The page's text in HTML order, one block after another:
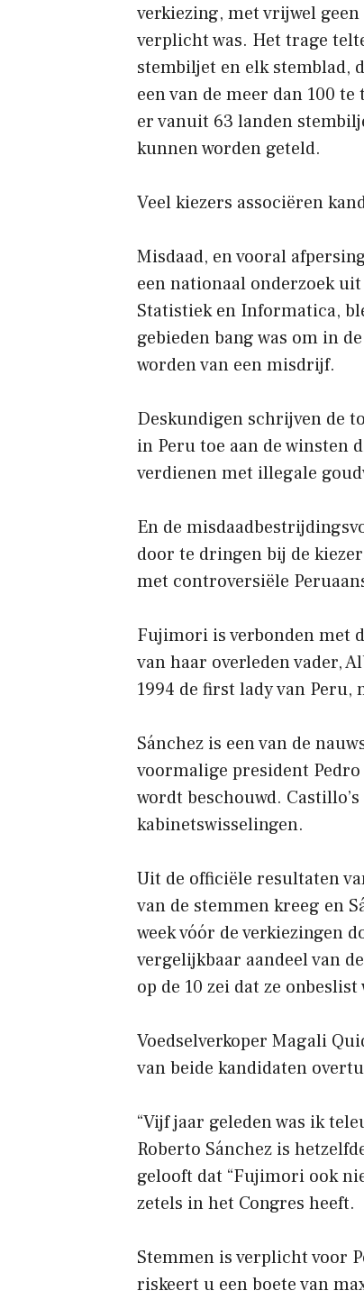
verkiezing, met vrijwel
verplicht was. Het trage
stembiljet en elk stemblad,
een van de meer dan 100
er vanuit 63 landen
kunnen worden geteld.
Veel kiezers associëren
Misdaad, en vooral
een nationaal onderzoek
Statistiek en Informatica,
gebieden bang was om in
worden van een misdrijf.
Deskundigen schrijven de
in Peru toe aan de winsten
verdienen met illegale
En de
door te dringen bij de
met controversiële
Fujimori is verbonden met
van haar overleden vader,
1994 de first lady van Peru,
Sánchez is een van de
voormalige president
wordt beschouwd.
kabinetswisselingen.
Uit de officiële resultaten
van de stemmen kreeg en
week vóór de verkiezingen
vergelijkbaar aandeel van
op de 10 zei dat ze onbeslist
Voedselverkoper Magali
van beide kandidaten
“Vijf jaar geleden was ik
Roberto Sánchez is
gelooft dat “Fujimori ook
zetels in het Congres heeft.
Stemmen is verplicht voor
riskeert u een boete van